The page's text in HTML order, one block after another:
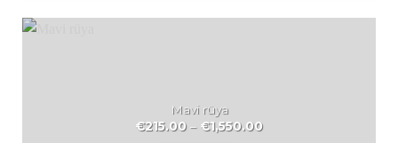
Mavi rüya
€215.00 – €1,550.00Preisspanne: